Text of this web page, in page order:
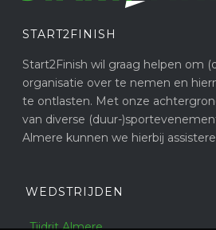
START2FINISH
Start2Finish wil graag helpen om
organisatie over te nemen en
te ontlasten. Met onze
van diverse (duur-
Almere kunnen we hierbij
WEDSTRIJDEN
Tijdrit Almere